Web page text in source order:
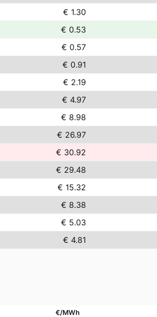
€ 1.30
€ 0.53
€ 0.57
€ 0.91
€ 2.19
€ 4.97
€ 8.98
€ 26.97
€ 30.92
€ 29.48
€ 15.32
€ 8.38
€ 5.03
€ 4.81
€/MWh